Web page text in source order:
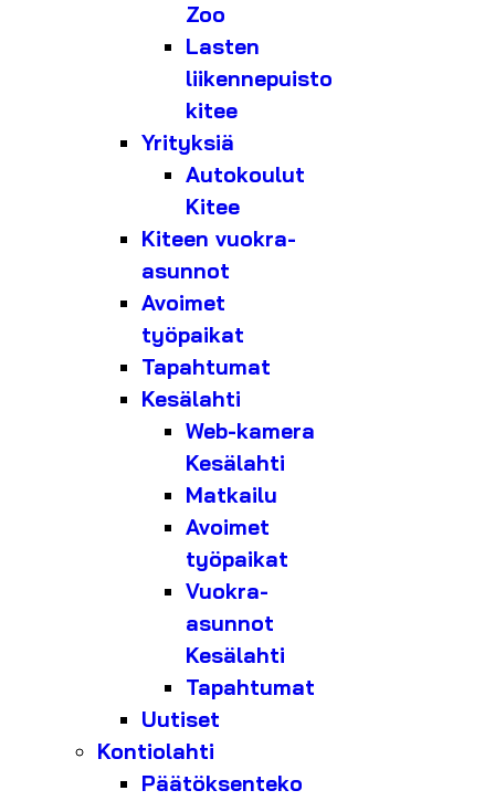
Zoo
Lasten
liikennepuisto
kitee
Yrityksiä
Autokoulut
Kitee
Kiteen vuokra-
asunnot
Avoimet
työpaikat
Tapahtumat
Kesälahti
Web-kamera
Kesälahti
Matkailu
Avoimet
työpaikat
Vuokra-
asunnot
Kesälahti
Tapahtumat
Uutiset
Kontiolahti
Päätöksenteko